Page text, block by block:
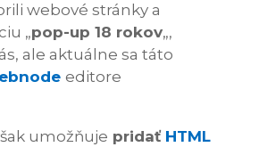
webové stránky a
„pop-up 18 rokov„,
ale aktuálne sa táto
editore
umožňuje pridať HTML